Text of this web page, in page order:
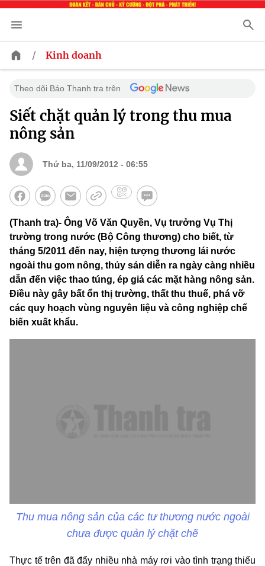
/ Kinh doanh
Theo dõi Báo Thanh tra trên
Siết chặt quản lý trong thu mua
nông sản
Thứ ba, 11/09/2012 - 06:55
(Thanh tra)- Ông Võ Văn Quyền, Vụ trưởng Vụ Thị
trường trong nước (Bộ Công thương) cho biết, từ
tháng 5/2011 đến nay, hiện tượng thương lái nước
ngoài thu gom nông, thủy sản diễn ra ngày càng nhiều
dẫn đến việc thao túng, ép giá các mặt hàng nông sản.
Điều này gây bất ổn thị trường, thất thu thuế, phá vỡ
các quy hoạch vùng nguyên liệu và công nghiệp chế
biến xuất khẩu.
Thu mua nông sản của các tư thương nước ngoài
chưa được quản lý chặt chẽ
Thực tế trên đã đẩy nhiều nhà máy rơi vào tình trạng thiếu